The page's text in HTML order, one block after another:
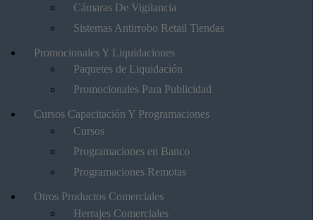
Cámaras De Vigilancia
Sistemas Antirrobo Retail Tiendas
Promocionales Y Liquidaciones
Paquetes de Liquidación
Promocionales Para Publicidad
Cursos Capacitación Y Programaciones
Cursos
Programaciones en Banco
Programaciones Remotas
Otros Productos Comerciales
Herrajes Comerciales